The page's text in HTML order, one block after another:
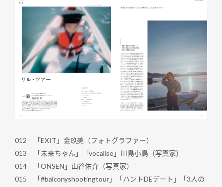
012 「EXIT」金玖美（フォトグラファー）
013 「未来ちゃん」「vocalise」川島小鳥（写真家）
014 「ONSEN」山谷佑介（写真家）
015 「#balconyshootingtour」「ハントDEデート」「3人の